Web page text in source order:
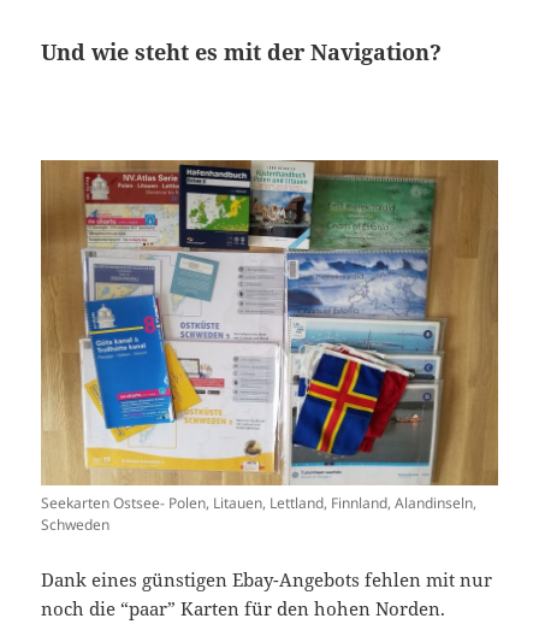
Und wie steht es mit der Navigation?
Seekarten Ostsee- Polen, Litauen, Lettland, Finnland, Alandinseln,
Schweden
Dank eines günstigen Ebay-Angebots fehlen mit nur
noch die “paar” Karten für den hohen Norden.